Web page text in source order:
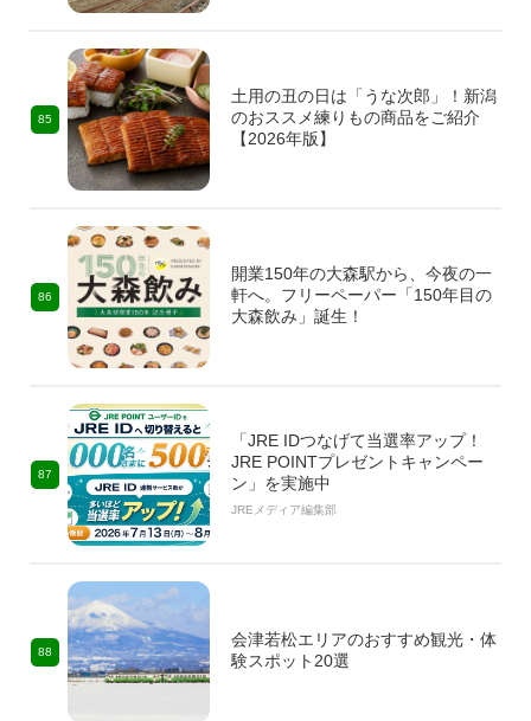
85
土用の丑の日は「うな次郎」！新潟
のおススメ練りもの商品をご紹介
【2026年版】
86
開業150年の大森駅から、今夜の一
軒へ。フリーペーパー「150年目の
大森飲み」誕生！
87
「JRE IDつなげて当選率アップ！
JRE POINTプレゼントキャンペー
ン」を実施中
JREメディア編集部
88
会津若松エリアのおすすめ観光・体
験スポット20選